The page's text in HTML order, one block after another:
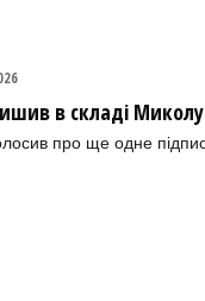
в складі Миколу
про ще одне